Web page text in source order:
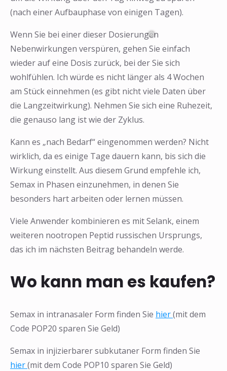
(nach einer Aufbauphase von einigen Tagen).
Wenn Sie bei einer dieser Dosierungen
Nebenwirkungen verspüren, gehen Sie einfach
wieder auf eine Dosis zurück, bei der Sie sich
wohlfühlen. Ich würde es nicht länger als 4 Wochen
am Stück einnehmen (es gibt nicht viele Daten über
die Langzeitwirkung). Nehmen Sie sich eine Ruhezeit,
die genauso lang ist wie der Zyklus.
Kann es „nach Bedarf“ eingenommen werden? Nicht
wirklich, da es einige Tage dauern kann, bis sich die
Wirkung einstellt. Aus diesem Grund empfehle ich,
Semax in Phasen einzunehmen, in denen Sie
besonders hart arbeiten oder lernen müssen.
Viele Anwender kombinieren es mit Selank, einem
weiteren nootropen Peptid russischen Ursprungs,
das ich im nächsten Beitrag behandeln werde.
Wo kann man es kaufen?
Semax in intranasaler Form finden Sie hier(mit dem
Code POP20 sparen Sie Geld)
Semax in injizierbarer subkutaner Form finden Sie
hier(mit dem Code POP10 sparen Sie Geld)